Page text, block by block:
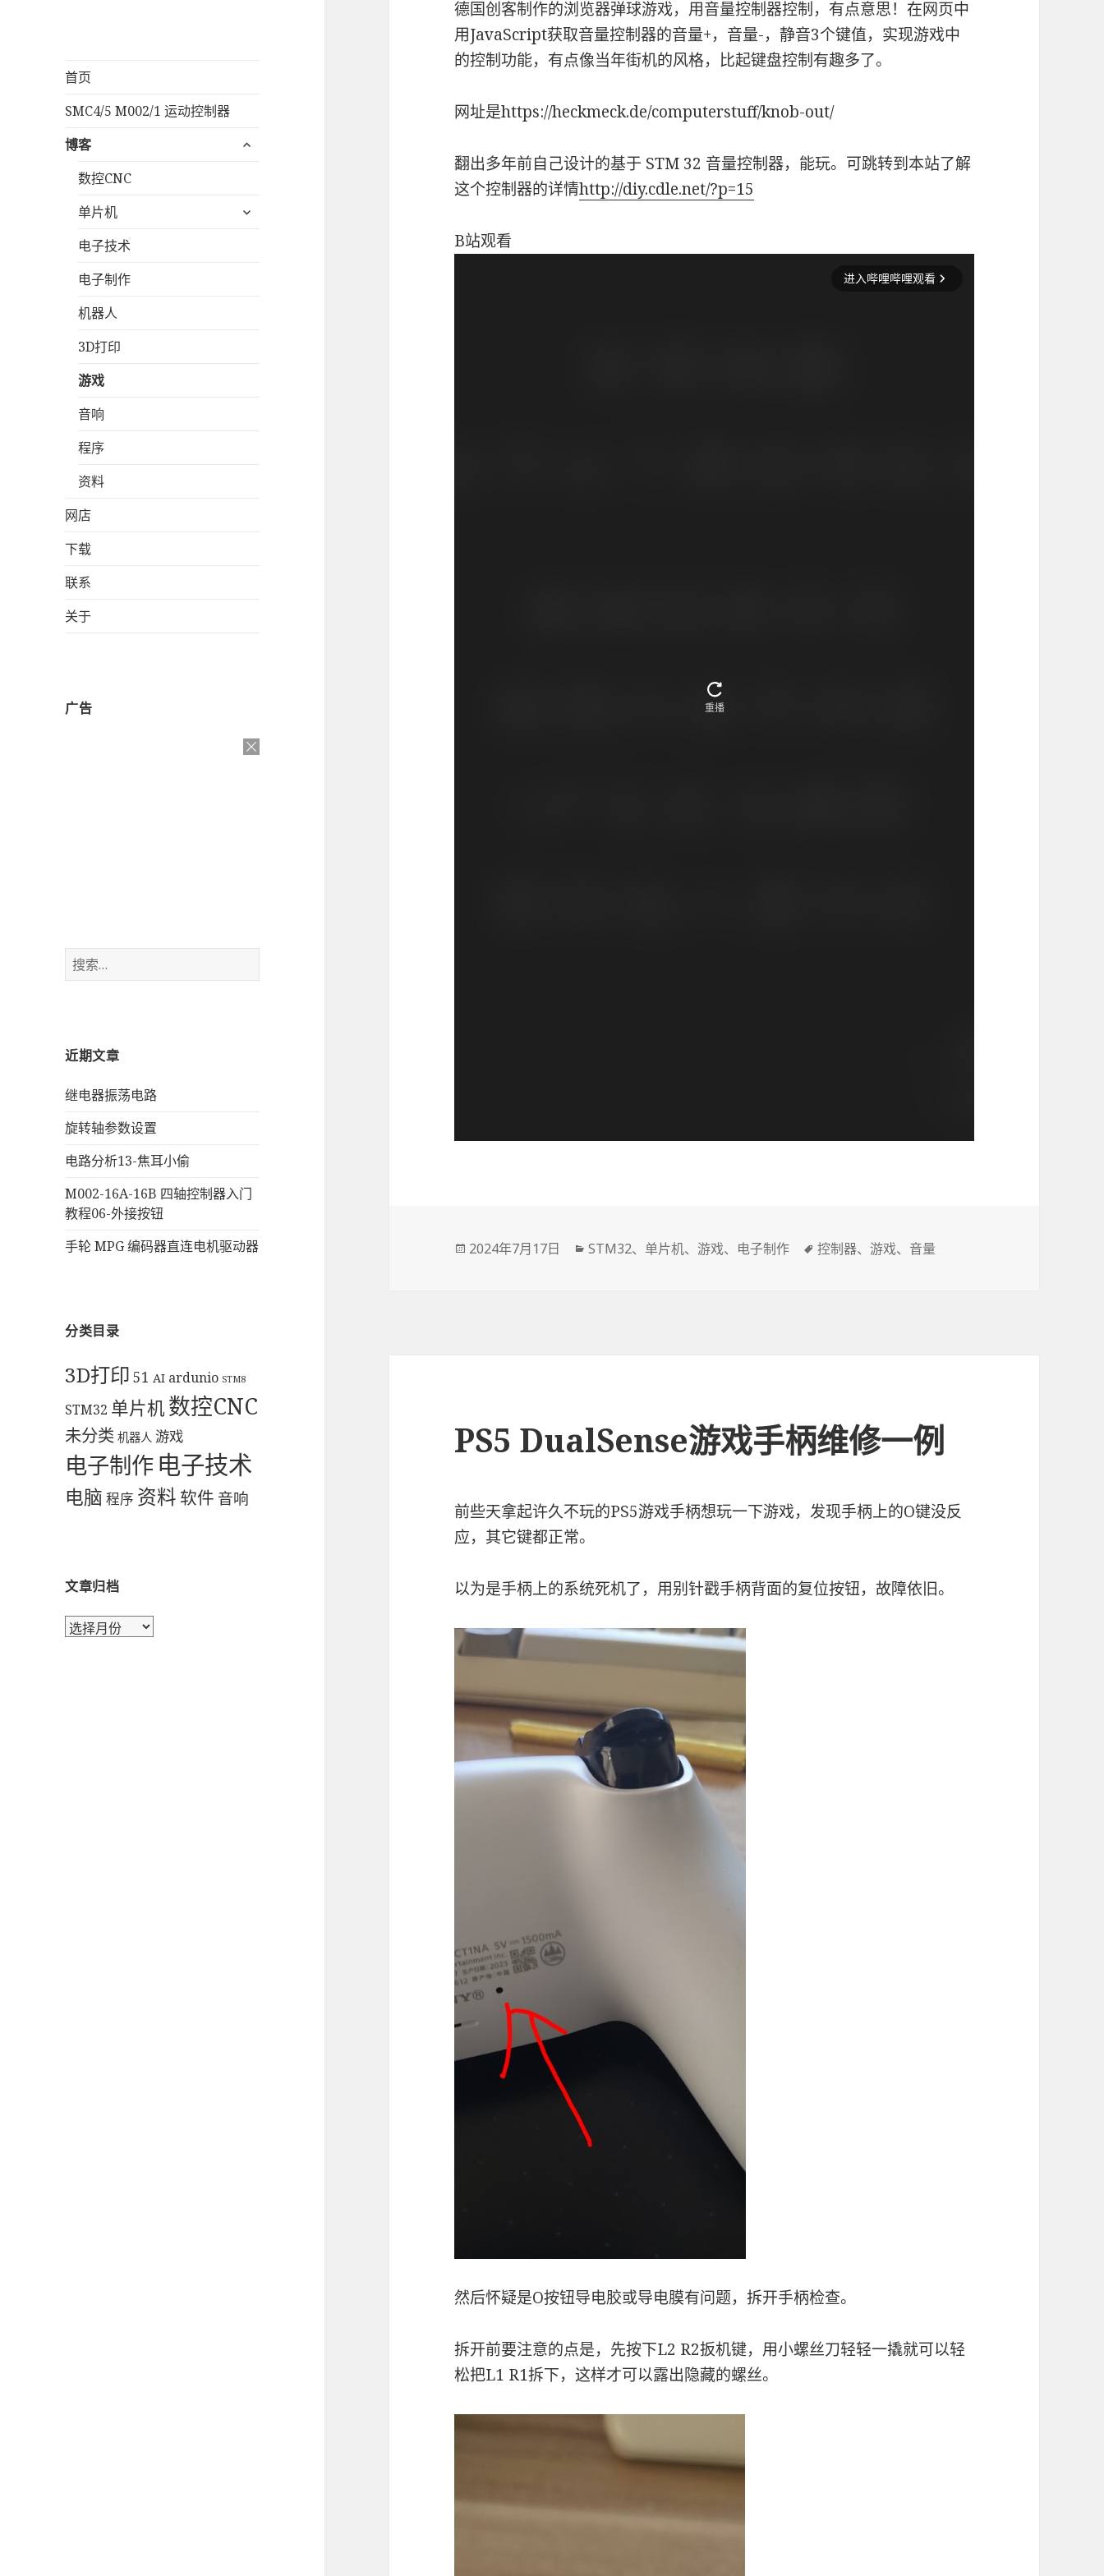
首页
SMC4/5 M002/1 运动控制器
博客
展
单
数控CNC
单片机
展
电子技术
电子制作
机器人
3D打印
游戏
音响
程序
资料
网店
下载
联系
关于
广告
搜
索
近期文章
继电器振荡电路
旋转轴参数设置
电路分析13-焦耳小偷
M002-16A-16B 四轴控制器入门
教程06-外接按钮
手轮 MPG 编码器直连电机驱动器
分类目录
3D打印 51 AI ardunio STM8
STM32 单片机 数控CNC
未分类 机器人 游戏
电子制作电子技术
电脑 程序 资料 软件 音响
文章归档
文
德国创客制作的浏览器弹球游戏，用音量控制器控制，有点意思！在网页中
用JavaScript获取音量控制器的音量+，音量-，静音3个键值，实现游戏中
的控制功能，有点像当年街机的风格，比起键盘控制有趣多了。
网址是https://heckmeck.de/computerstuff/knob-out/
翻出多年前自己设计的基于 STM 32 音量控制器，能玩。可跳转到本站了解
这个控制器的详情http://diy.cdle.net/?p=15
B站观看
发
2024年7月17日
分
STM32、 单片机、 游戏、 电子制作
标
控制器、 游戏、 音量
PS5 DualSense游戏手柄维修一例
前些天拿起许久不玩的PS5游戏手柄想玩一下游戏，发现手柄上的O键没反
应，其它键都正常。
以为是手柄上的系统死机了，用别针戳手柄背面的复位按钮，故障依旧。
然后怀疑是O按钮导电胶或导电膜有问题，拆开手柄检查。
拆开前要注意的点是，先按下L2 R2扳机键，用小螺丝刀轻轻一撬就可以轻
松把L1 R1拆下，这样才可以露出隐藏的螺丝。